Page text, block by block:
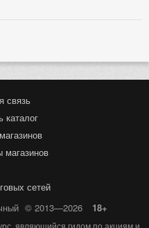
связь
каталог
магазинов
сетей
© 2013—2026 18+